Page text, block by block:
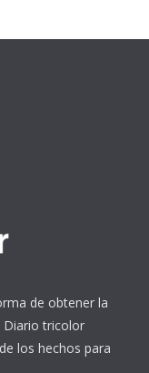
de obtener la
Diario tricolor
los hechos para